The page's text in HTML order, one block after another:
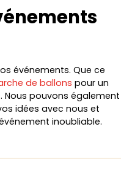
événements. Que ce
de ballons pour un
Nous pouvons également
idées avec nous et
inoubliable.